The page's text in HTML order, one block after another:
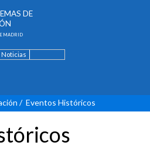
DE
MADRID
Noticias
/ Eventos Históricos